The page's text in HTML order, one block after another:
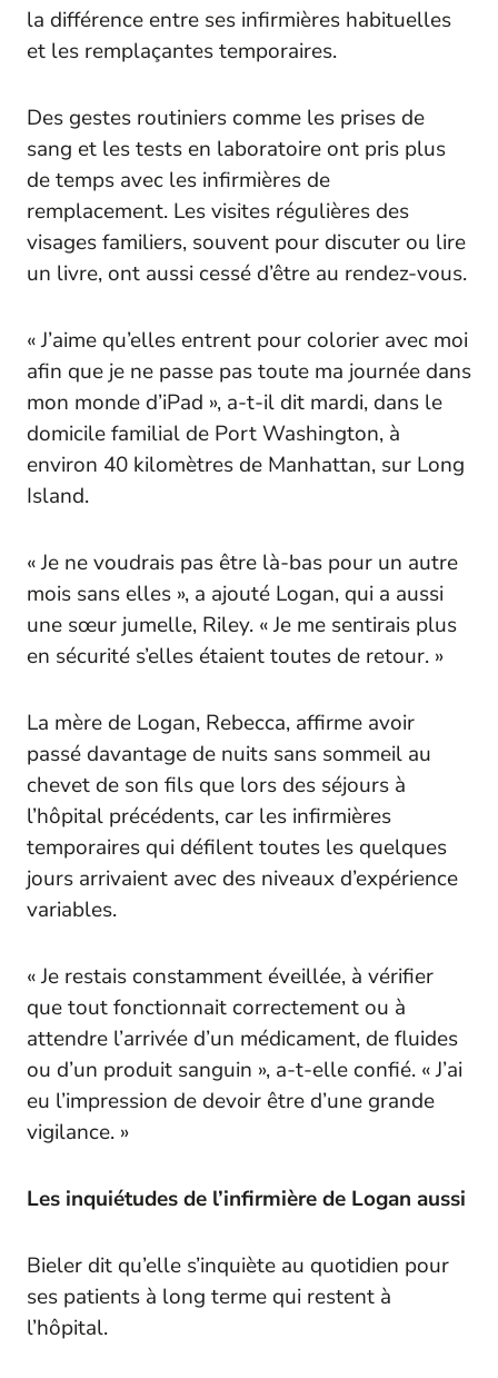
la différence entre ses infirmières habituelles
et les remplaçantes temporaires.
Des gestes routiniers comme les prises de
sang et les tests en laboratoire ont pris plus
de temps avec les infirmières de
remplacement. Les visites régulières des
visages familiers, souvent pour discuter ou lire
un livre, ont aussi cessé d’être au rendez-vous.
« J’aime qu’elles entrent pour colorier avec moi
afin que je ne passe pas toute ma journée dans
mon monde d’iPad », a-t-il dit mardi, dans le
domicile familial de Port Washington, à
environ 40 kilomètres de Manhattan, sur Long
Island.
« Je ne voudrais pas être là-bas pour un autre
mois sans elles », a ajouté Logan, qui a aussi
une sœur jumelle, Riley. « Je me sentirais plus
en sécurité s’elles étaient toutes de retour. »
La mère de Logan, Rebecca, affirme avoir
passé davantage de nuits sans sommeil au
chevet de son fils que lors des séjours à
l’hôpital précédents, car les infirmières
temporaires qui défilent toutes les quelques
jours arrivaient avec des niveaux d’expérience
variables.
« Je restais constamment éveillée, à vérifier
que tout fonctionnait correctement ou à
attendre l’arrivée d’un médicament, de fluides
ou d’un produit sanguin », a-t-elle confié. « J’ai
eu l’impression de devoir être d’une grande
vigilance. »
Les inquiétudes de l’infirmière de Logan aussi
Bieler dit qu’elle s’inquiète au quotidien pour
ses patients à long terme qui restent à
l’hôpital.